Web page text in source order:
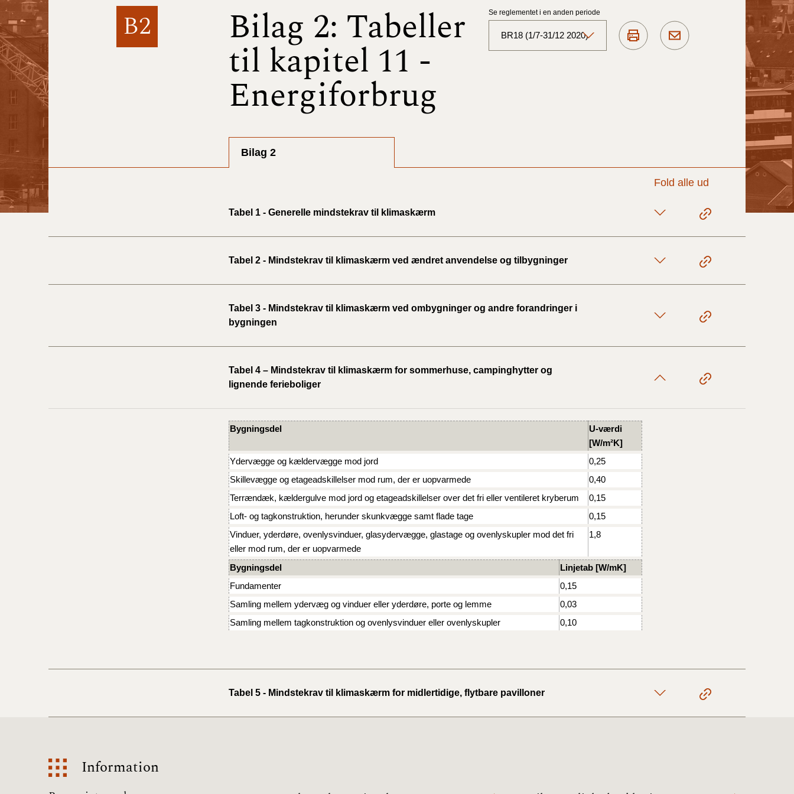
B2 Bilag 2: Tabeller
til kapitel 11 -
Energiforbrug
Se reglementet i en anden periode
BR18 (1/7-31/12 2020)
BR18 (1/7- 31/12
2023)
2022)
2022)
BR18 (1/1 - 30/6
BR18 (1/1-29/6 2021)
2020)
2020)
BR18 (1/1-9/3 2020)
BR18 (4/7-31/12
BR18 (1/7-31/12
Bilag 2
Fold alle ud
Tabel 1 - Generelle mindstekrav til klimaskærm
Tabel 2 - Mindstekrav til klimaskærm ved ændret anvendelse og tilbygninger
Tabel 3 - Mindstekrav til klimaskærm ved ombygninger og andre forandringer i
bygningen
Tabel 4 – Mindstekrav til klimaskærm for sommerhuse, campinghytter og
lignende ferieboliger
Bygningsdel
U-værdi
[W/m²K]
Ydervægge og kældervægge mod jord
0,25
Skillevægge og etageadskillelser mod rum, der er uopvarmede
0,40
Terrændæk, kældergulve mod jord og etageadskillelser over det fri eller ventileret kryberum
0,15
Loft- og tagkonstruktion, herunder skunkvægge samt flade tage
0,15
Vinduer, yderdøre, ovenlysvinduer, glasydervægge, glastage og ovenlyskupler mod det fri
eller mod rum, der er uopvarmede
1,8
Bygningsdel
Linjetab [W/mK]
Fundamenter
0,15
Samling mellem ydervæg og vinduer eller yderdøre, porte og lemme
0,03
Samling mellem tagkonstruktion og ovenlysvinduer eller ovenlyskupler
0,10
Tabel 5 - Mindstekrav til klimaskærm for midlertidige, flytbare pavilloner
Information